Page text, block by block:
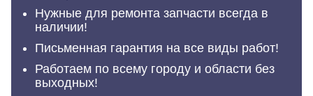
Нужные для ремонта запчасти всегда в
наличии!
Письменная гарантия на все виды работ!
Работаем по всему городу и области без
выходных!